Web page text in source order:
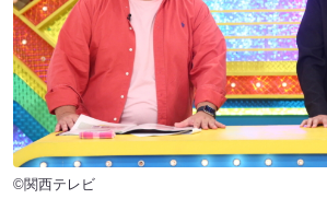
©関西テレビ